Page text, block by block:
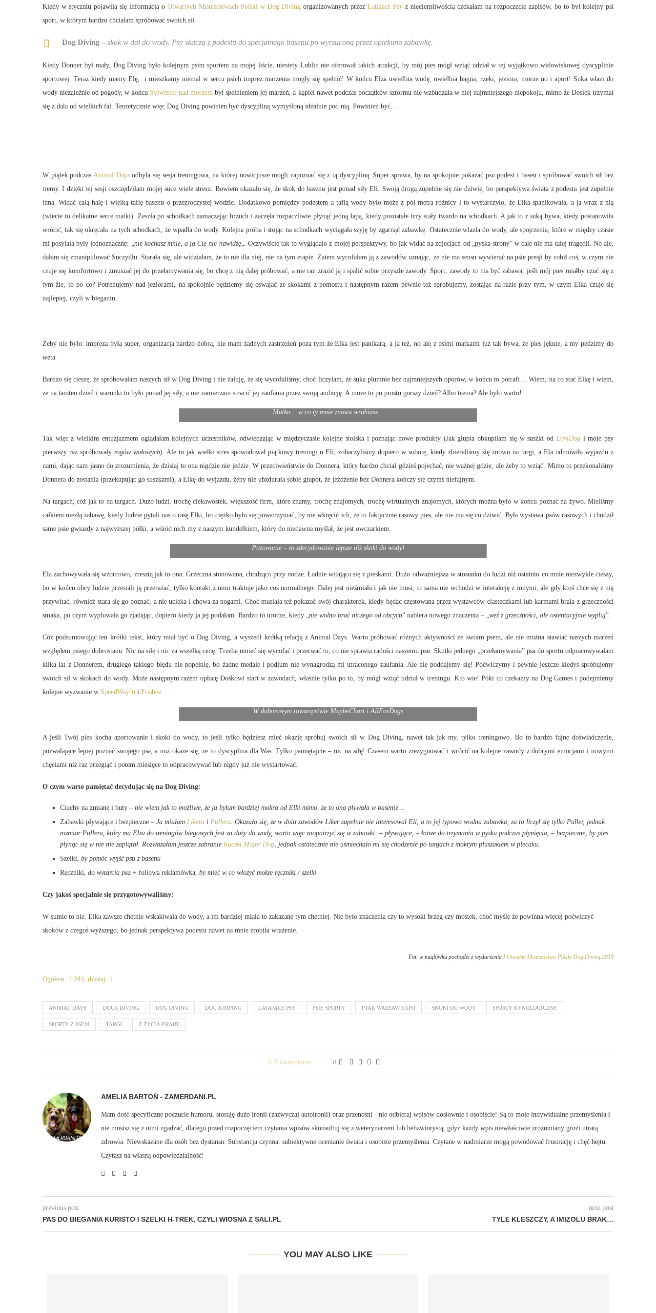
Kiedy w styczniu pojawiła się informacja o Otwartych Mistrzostwach Polski w Dog Diving organizowanych przez Latające Psy z niecierpliwością czekałam na rozpoczęcie zapisów, bo to był kolejny psi
sport, w którym bardzo chciałam spróbować swoich sił.
Dog Diving – skok w dal do wody. Psy skaczą z podestu do specjalnego basenu po wyrzuconą przez opiekuna zabawkę.
Kiedy Donner był mały, Dog Diving było kolejnym psim sportem na mojej liście, niestety Lublin nie oferował takich atrakcji, by mój pies mógł wziąć udział w tej wyjątkowo widowiskowej dyscyplinie
sportowej. Teraz kiedy mamy Elę, i mieszkamy niemal w sercu psich imprez marzenia mogły się spełnić! W końcu Elza uwielbia wodę, uwielbia bagna, rzeki, jeziora, morze no i aport! Suka włazi do
wody niezależnie od pogody, w końcu Sylwester nad morzem był spełnieniem jej marzeń, a kąpiel nawet podczas początków sztormu nie wzbudzała w niej najmniejszego niepokoju, mimo że Dosiek trzymał
się z dala od wielkich fal. Teoretycznie więc Dog Diving powinien być dyscypliną wymyśloną idealnie pod nią. Powinien być…
W piątek podczasAnimal Daysodbyła się sesja treningowa, na której nowicjusze mogli zapoznać się z tą dyscypliną. Super sprawa, by na spokojnie pokazać psu podest i basen i spróbować swoich sił bez
tremy. I dzięki tej sesji oszczędziłam mojej suce wiele stresu. Bowiem okazało się, że skok do basenu jest ponad siły Eli. Swoją drogą zupełnie się nie dziwię, bo perspektywa świata z podestu jest zupełnie
inna. Widać całą halę i wielką taflę basenu o przezroczystej wodzie. Dodatkowo pomiędzy podestem a taflą wody było może z pół metra różnicy i to wystarczyło, że Elka spanikowała, a ja wraz z nią
(wiecie to delikatne serce matki). Zeszła po schodkach zamaczając brzuch i zaczęła rozpaczliwie płynąć jedną łapą, kiedy pozostałe trzy stały twardo na schodkach. A jak to z suką bywa, kiedy postanowiła
wrócić, tak się okręcała na tych schodkach, że wpadła do wody. Kolejna próba i stojąc na schodkach wyciągała szyję by zgarnąć zabawkę. Ostatecznie wlazła do wody, ale spojrzenia, które w między czasie
mi posyłała były jednoznaczne: „nie kochasz mnie, a ja Cię nie nawidzę„. Oczywiście tak to wyglądało z mojej perspektywy, bo jak widać na zdjeciach od „pyska strony” w cale nie ma taiej tragedii. No ale,
dałam się zmanipulować Suczydłu. Starała się, ale widziałam, że to nie dla niej, nie na tym etapie. Zatem wycofałam ją z zawodów uznając, że nie ma sensu wywierać na psie presji by robił coś, w czym nie
czuje się komfortowo i zmuszać jej do przełamywania się, bo chcę z nią dalej próbować, a nie raz zrazić ją i spalić sobie przyszłe zawody. Sport, zawody to ma być zabawa, jeśli mój pies miałby czuć się z
tym źle, to po co? Potrenujemy nad jeziorami, na spokojnie będziemy się oswajać ze skokami z pomostu i następnym razem pewnie też spróbujemy, zostając na razie przy tym, w czym Elka czuje się
najlepiej, czyli w bieganiu.
Żeby nie było: impreza była super, organizacja bardzo dobra, nie mam żadnych zastrzeżeń poza tym że Elka jest panikarą, a ja też, no ale z psimi matkami już tak bywa, że pies jęknie, a my pędzimy do
weta.
Bardzo się cieszę, że spróbowałam naszych sił w Dog Diving i nie żałuję, że się wycofaliśmy, choć liczyłam, że suka plumnie bez najmniejszych oporów, w końcu to potrafi… Wiem, na co stać Elkę i wiem,
że na tamten dzień i warunki to było ponad jej siły, a nie zamierzam stracić jej zaufania przez swoją ambicję. A może to po prostu gorszy dzień? Albo trema? Ale było warto!
Matko… w co ty mnie znowu wrabiasz…
Tak więc z wielkim entuzjazmem oglądałam kolejnych uczestników, odwiedzając w międzyczasie kolejne stoiska i poznając nowe produkty (Jak głupia obkupiłam się w suszki od LoviDog i moje psy
pierwszy raz spróbowały rogów wołowych). Ale to jak wielki stres spowodował piątkowy treningi u Eli, zobaczyliśmy dopiero w sobotę, kiedy zbieraliśmy się znowu na targi, a Ela odmówiła wyjazdu z
nami, dając nam jasno do zrozumienia, że dzisiaj to ona nigdzie nie jedzie. W przeciwieństwie do Donnera, który bardzo chciał gdzieś pojechać, nie ważnej gdzie, ale żeby to wziąć. Mimo to przekonaliśmy
Donnera do zostania (przekupując go suszkami), a Elkę do wyjazdu, żeby nie ubzdurała sobie głupot, że jeżdżenie bez Donnera kończy się czymś niefajnym.
Na targach, cóż jak to na targach. Dużo ludzi, trochę ciekawostek, większość firm, które znamy, trochę znajomych, trochę wirtualnych znajomych, których można było w końcu poznać na żywo. Mieliśmy
całkiem niezłą zabawę, kiedy ludzie pytali nas o rasę Elki, bo ciężko było się powstrzymać, by nie wkręcić ich, że to faktycznie rasowy pies, ale nie ma się co dziwić. Była wystawa psów rasowych i chodził
same psie gwiazdy z najwyższej półki, a wśród nich my z naszym kundelkiem, który do niedawna myślał, że jest owczarkiem.
Pozowanie – to zdecydowanie lepsze niż skoki do wody!
Ela zachowywała się wzorcowo, zresztą jak to ona. Grzeczna stonowana, chodząca przy nodze. Ładnie witająca się z pieskami. Dużo odważniejsza w stosunku do ludzi niż ostatnio co mnie niezwykle cieszy,
bo w końcu obcy ludzie przestali ją przerażać, tylko kontakt z nimi traktuje jako coś normalnego. Dalej jest nieśmiała i jak nie musi, to sama nie wchodzi w interakcję z innymi, ale gdy ktoś chce się z nią
przywitać, również stara się go poznać, a nie ucieka i chowa za nogami. Choć musiała też pokazać swój charakterek, kiedy będąc częstowana przez wystawców ciasteczkami lub karmami brała z grzeczności
smaka, po czym wypluwała go zjadając, dopiero kiedy ja jej podałam. Bardzo to urocze, kiedy „nie wolno brać niczego od obcych” nabiera nowego znaczenia – „weź z grzeczności, ale ostentacyjnie wypluj”.
Cóż podsumowując ten krótki tekst, który miał być o Dog Diving, a wyszedł krótką relacją z Animal Days. Warto próbować różnych aktywności ze swoim psem, ale nie można stawiać naszych marzeń
względem psiego dobrostanu. Nic na siłę i nic za wszelką cenę. Trzeba umieć się wycofać i przerwać to, co nie sprawia radości naszemu psu. Skutki jednego „przełamywania” psa do sportu odpracowywałam
kilka lat z Donnerem, drugiego takiego błędu nie popełnię, bo żadne medale i podium nie wynagrodzą mi utraconego zaufania. Ale nie poddajemy się! Poćwiczymy i pewnie jeszcze kiedyś spróbujemy
swoich sił w skokach do wody. Może następnym razem opłacę Dośkowi start w zawodach, właśnie tylko po to, by mógł wziąć udział w treningu. Kto wie! Póki co czekamy na Dog Games i podejmiemy
kolejne wyzwanie w SpeedWay’u i Frisbee.
W doborowym towarzystwie MaybeChart i AllForDogs
A jeśli Twój pies kocha aportowanie i skoki do wody, to jeśli tylko będziesz mieć okazję spróbuj swoich sił w Dog Diving, nawet tak jak my, tylko treningowo. Bo to bardzo fajne doświadczenie,
pozwalające lepiej poznać swojego psa, a nuż okaże się, że to dyscyplina dla Was. Tylko pamiętajcie – nic na siłę! Czasem warto zrezygnować i wrócić na kolejne zawody z dobrymi emocjami i nowymi
chęciami niż raz przegiąć i potem miesięce to odpracowywać lub nigdy już nie wystartować.
O czym warto pamiętać decydując się na Dog Diving:
Ciuchy na zmianę i buty – nie wiem jak to możliwe, że ja byłam bardziej mokra od Elki mimo, że to ona pływała w basenie…
Zabawki pływające i bezpieczne – Ja miałam Likera i Pullera. Okazało się, że w dniu zawodów Liker zupełnie nie interesował Eli, a to jej typowo wodna zabawka, za to liczył się tylko Puller, jednak
rozmiar Pullera, który ma Elza do treningów biegowych jest za duży do wody, warto więc zaopatrzyć się w zabawki: – pływające, – łatwe do trzymania w pysku podczas płynięcia, – bezpieczne, by pies
płynąc się w nie nie zaplątał. Rozważałam jeszcze zabranie Kaczki Major Dog, jednak ostatecznie nie uśmiechało mi się chodzenie po targach z mokrym pluszakiem w plecaku.
Szelki, by pomóc wyjść psu z basenu
Ręczniki, do wytarcia psa + foliowa reklamówka, by mieć w co włożyć mokre ręczniki / szelki
Czy jakoś specjalnie się przygotowywaliśmy:
W sumie to nie. Elka zawsze chętnie wskakiwała do wody, a im bardziej miała to zakazane tym chętniej. Nie było znaczenia czy to wysoki brzeg czy mostek, choć myślę że powinna więcej poćwiczyć
skoków z czegoś wyższego, bo jednak perspektywa podestu nawet na mnie zrobiła wrażenie.
Fot. w nagłówku pochodzi z wydarzenia I Otwarte Mistrzostwa Polski Dog Diving 2019
Ogółem: 1 244, dzisiaj: 1
ANIMAL DAYS DOCK DIVING DOG DIVING DOG JUMPING LATAJĄCE PSY PSIE SPORTY PTAK WARSAW EXPO SKOKI DO WODY SPORTY KYNOLOGICZNE
SPORTY Z PSEM TARGI Z ŻYCIA PSIARY
2 komentarze 0
AMELIA BARTOŃ - ZAMERDANI.PL
Mam dość specyficzne poczucie humoru, stosuję dużo ironii (zazwyczaj autoironii) oraz przenośni - nie odbieraj wpisów dosłownie i osobiście! Są to moje indywidualne przemyślenia i
nie musisz się z nimi zgadzać, dlatego przed rozpoczęciem czytania wpisów skonsultuj się z weterynarzem lub behawiorystą, gdyż każdy wpis niewłaściwie zrozumiany grozi utratą
zdrowia. Niewskazane dla osób bez dystansu. Substancja czynna: subiektywne ocenianie świata i osobiste przemyślenia. Czytane w nadmiarze mogą powodować frustrację i chęć hejtu.
Czytasz na własną odpowiedzialność!
previous post
PAS DO BIEGANIA KURISTO I SZELKI H-TREK, CZYLI WIOSNA Z SALI.PL
next post
TYLE KLESZCZY, A IMIZOLU BRAK…
YOU MAY ALSO LIKE